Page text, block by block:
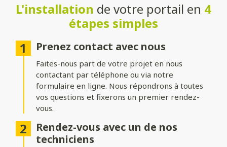
Battant: idéal pour les larges entrées, avec une ouverture
classique à deux vantaux.
optimise le dégagement latéral.
Coulissant autoportant: sans rail au sol, il assure un
fonctionnement fluide et une esthétique épurée.
Formes du portail
Ajoutez du style à votre entrée avec différentes formes de
portails :
L'installation de votre portail en 4
étapes simples
Prenez contact avec nous
Faites-nous part de votre projet en nous
contactant par téléphone ou via notre
formulaire en ligne. Nous répondrons à toutes
vos questions et fixerons un premier rendez-
vous.
Rendez-vous avec un de nos
techniciens